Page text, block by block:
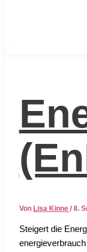
Von Lisa Kinne / 8.
Stei­gert die